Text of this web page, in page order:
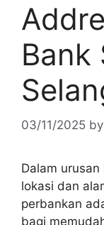
Bank
03/11/2025 by
Dalam
lokasi dan
perbankan
bagi